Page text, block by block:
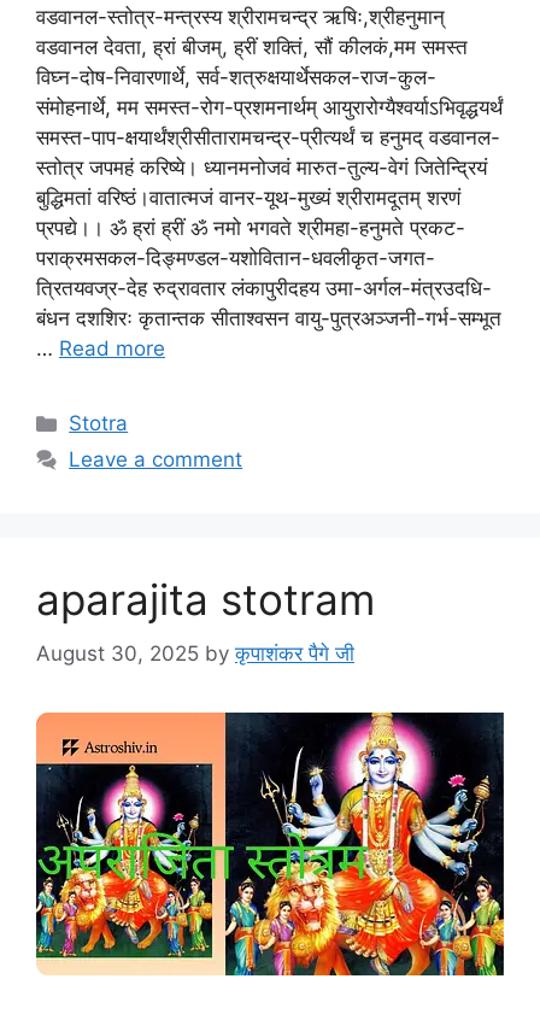
वडवानल-स्तोत्र-मन्त्रस्य श्रीरामचन्द्र ऋषिः,श्रीहनुमान्
वडवानल देवता, ह्रां बीजम्, ह्रीं शक्तिं, सौं कीलकं,मम समस्त
विघ्न-दोष-निवारणार्थे, सर्व-शत्रुक्षयार्थेसकल-राज-कुल-
संमोहनार्थे, मम समस्त-रोग-प्रशमनार्थम् आयुरारोग्यैश्वर्याऽभिवृद्धयर्थं
समस्त-पाप-क्षयार्थंश्रीसीतारामचन्द्र-प्रीत्यर्थं च हनुमद् वडवानल-
स्तोत्र जपमहं करिष्ये। ध्यानमनोजवं मारुत-तुल्य-वेगं जितेन्द्रियं
बुद्धिमतां वरिष्ठं।वातात्मजं वानर-यूथ-मुख्यं श्रीरामदूतम् शरणं
प्रपद्ये।। ॐ ह्रां ह्रीं ॐ नमो भगवते श्रीमहा-हनुमते प्रकट-
पराक्रमसकल-दिङ्मण्डल-यशोवितान-धवलीकृत-जगत-
त्रितयवज्र-देह रुद्रावतार लंकापुरीदहय उमा-अर्गल-मंत्रउदधि-
बंधन दशशिरः कृतान्तक सीताश्वसन वायु-पुत्रअञ्जनी-गर्भ-सम्भूत
… Read more
Stotra
Leave a comment
aparajita stotram
August 30, 2025 byकृपाशंकर पैगे जी